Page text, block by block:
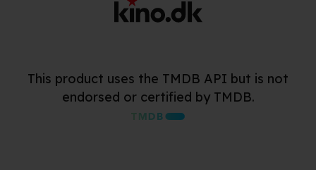
This product uses the TMDB API but is not
endorsed or certified by TMDB.